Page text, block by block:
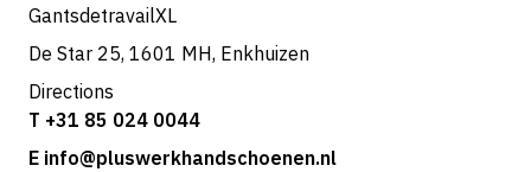
GantsdetravailXL
De Star 25, 1601 MH, Enkhuizen
Directions
T +31 85 024 0044
E info@pluswerkhandschoenen.nl